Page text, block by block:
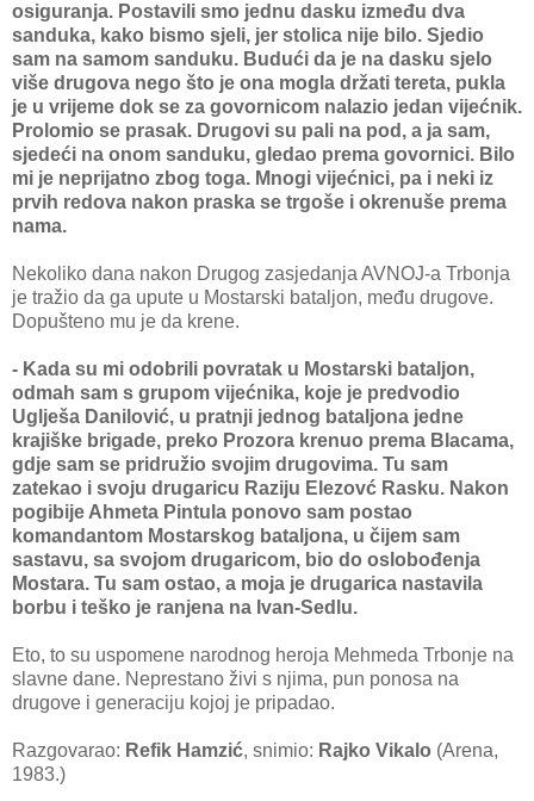
osiguranja. Postavili smo jednu dasku između dva
sanduka, kako bismo sjeli, jer stolica nije bilo. Sjedio
sam na samom sanduku. Budući da je na dasku sjelo
više drugova nego što je ona mogla držati tereta, pukla
je u vrijeme dok se za govornicom nalazio jedan vijećnik.
Prolomio se prasak. Drugovi su pali na pod, a ja sam,
sjedeći na onom sanduku, gledao prema govornici. Bilo
mi je neprijatno zbog toga. Mnogi vijećnici, pa i neki iz
prvih redova nakon praska se trgoše i okrenuše prema
nama.
Nekoliko dana nakon Drugog zasjedanja AVNOJ-a Trbonja
je tražio da ga upute u Mostarski bataljon, među drugove.
Dopušteno mu je da krene.
- Kada su mi odobrili povratak u Mostarski bataljon,
odmah sam s grupom vijećnika, koje je predvodio
Uglješa Danilović, u pratnji jednog bataljona jedne
krajiške brigade, preko Prozora krenuo prema Blacama,
gdje sam se pridružio svojim drugovima. Tu sam
zatekao i svoju drugaricu Raziju Elezovć Rasku. Nakon
pogibije Ahmeta Pintula ponovo sam postao
komandantom Mostarskog bataljona, u čijem sam
sastavu, sa svojom drugaricom, bio do oslobođenja
Mostara. Tu sam ostao, a moja je drugarica nastavila
borbu i teško je ranjena na Ivan-Sedlu.
Eto, to su uspomene narodnog heroja Mehmeda Trbonje na
slavne dane. Neprestano živi s njima, pun ponosa na
drugove i generaciju kojoj je pripadao.
Razgovarao: Refik Hamzić, snimio: Rajko Vikalo (Arena,
1983.)